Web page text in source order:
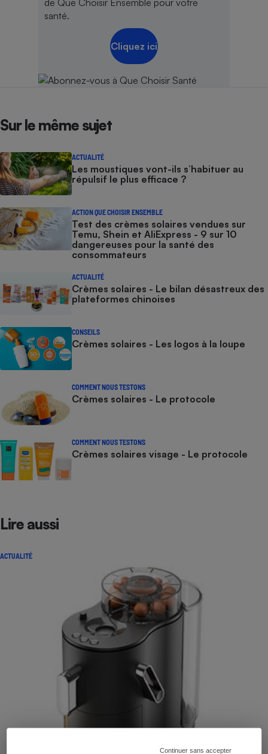
Continuer sans accepter
de Que Choisir Ensemble pour votre
santé.
Cliquez ici
Sur le même sujet
ACTUALITÉ
Les moustiques vont-ils s’habituer au
répulsif le plus efficace ?
ACTION QUE CHOISIR ENSEMBLE
Test des crèmes solaires vendues sur
Temu, Shein et AliExpress - 9 sur 10
dangereuses pour la santé des
consommateurs
ACTUALITÉ
Crèmes solaires - Le bilan désastreux des
plateformes chinoises
CONSEILS
Crèmes solaires - Les logos à la loupe
COMMENT NOUS TESTONS
Crèmes solaires - Le protocole
COMMENT NOUS TESTONS
Crèmes solaires visage - Le protocole
Lire aussi
ACTUALITÉ